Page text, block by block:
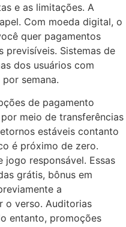
e as limitações. A
Com moeda digital, o
quer pagamentos
previsíveis. Sistemas de
dos usuários com
semana.
de pagamento
meio de transferências
estáveis contanto
é próximo de zero.
jogo responsável. Essas
grátis, bônus em
a
o verso. Auditorias
entanto, promoções